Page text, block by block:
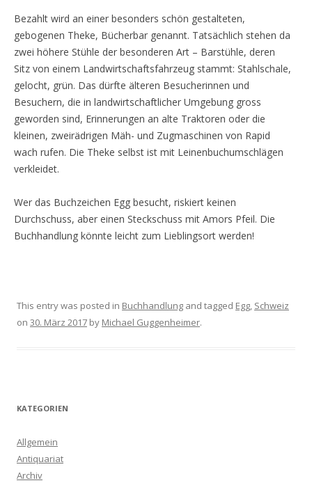
Bezahlt wird an einer besonders schön gestalteten,
gebogenen Theke, Bücherbar genannt. Tatsächlich stehen da
zwei höhere Stühle der besonderen Art – Barstühle, deren
Sitz von einem Landwirtschaftsfahrzeug stammt: Stahlschale,
gelocht, grün. Das dürfte älteren Besucherinnen und
Besuchern, die in landwirtschaftlicher Umgebung gross
geworden sind, Erinnerungen an alte Traktoren oder die
kleinen, zweirädrigen Mäh- und Zugmaschinen von Rapid
wach rufen. Die Theke selbst ist mit Leinenbuchumschlägen
verkleidet.
Wer das Buchzeichen Egg besucht, riskiert keinen
Durchschuss, aber einen Steckschuss mit Amors Pfeil. Die
Buchhandlung könnte leicht zum Lieblingsort werden!
This entry was posted in Buchhandlung and tagged Egg, Schweiz
on 30. März 2017 by Michael Guggenheimer.
KATEGORIEN
Allgemein
Antiquariat
Archiv